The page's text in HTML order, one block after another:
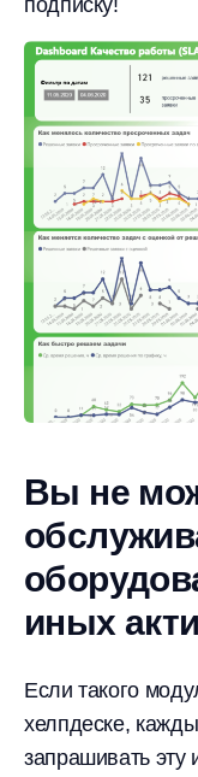
подписку!
Вы не
иных
Если такого
хелпдеске,
запрашивать